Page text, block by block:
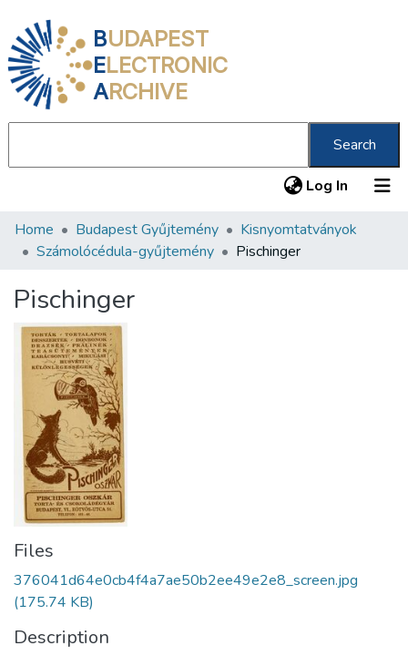
BUDAPEST
ELECTRONIC
ARCHIVE
Search
Log In (current)
Communities & Collections
Statistics
About us
Home Budapest Gyűjtemény
Kisnyomtatványok
Számolócédula-gyűjtemény
Pischinger
Pischinger
Files
376041d64e0cb4f4a7ae50b2ee49e2e8_screen.jpg
(175.74 KB)
Description